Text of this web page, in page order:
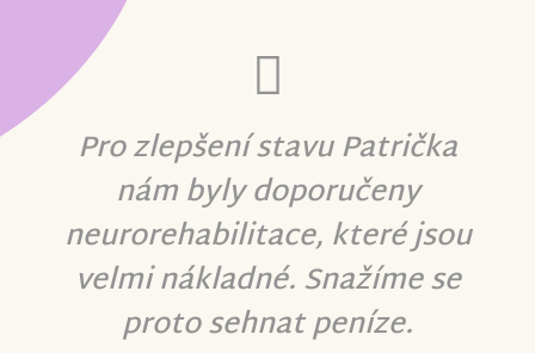
Pro zlepšení stavu Patrička
nám byly doporučeny
neurorehabilitace, které jsou
velmi nákladné. Snažíme se
proto sehnat peníze.